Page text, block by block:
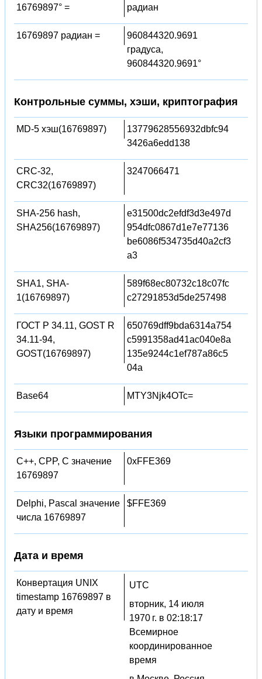
16769897° = радиан
16769897 радиан =
960844320.9691
градуса,
960844320.9691°
Контрольные суммы, хэши, криптография
MD-5 хэш(16769897)
13779628556932dbfc94
3426a6edd138
CRC-32,
CRC32(16769897)
3247066471
SHA-256 hash,
SHA256(16769897)
e31500dc2efdf3d3e497d
954dfc0867d1e7e77136
be6086f534735d40a2cf3
a3
SHA1, SHA-
1(16769897)
589f68ec80732c18c07fc
c27291853d5de257498
ГОСТ Р 34.11, GOST R
34.11-94,
GOST(16769897)
650769dff9bda6314a754
c5991358ad41ac040e8a
135e9244c1ef787a86c5
04a
Base64 MTY3Njk4OTc=
Языки программирования
C++, CPP, C значение
16769897
0xFFE369
Delphi, Pascal значение
числа 16769897
$FFE369
Дата и время
Конвертация UNIX
timestamp 16769897 в
дату и время
UTC
вторник, 14 июля
1970 г. в 02:18:17
Всемирное
координированное
время